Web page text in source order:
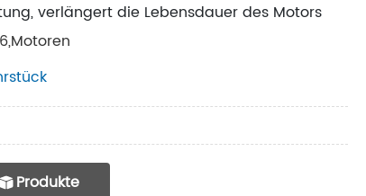
verlängert die Lebensdauer des Motors
Produkte